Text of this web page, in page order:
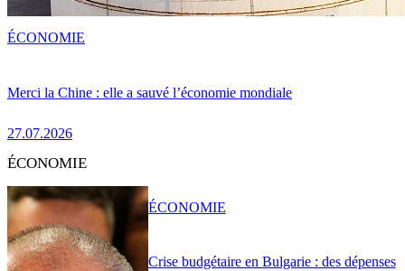
Merci la Chine : elle a sauvé l’économie mondiale
27.07.2026
ÉCONOMIE
ÉCONOMIE
Crise budgétaire en Bulgarie : des dépenses
ÉCONOMIE